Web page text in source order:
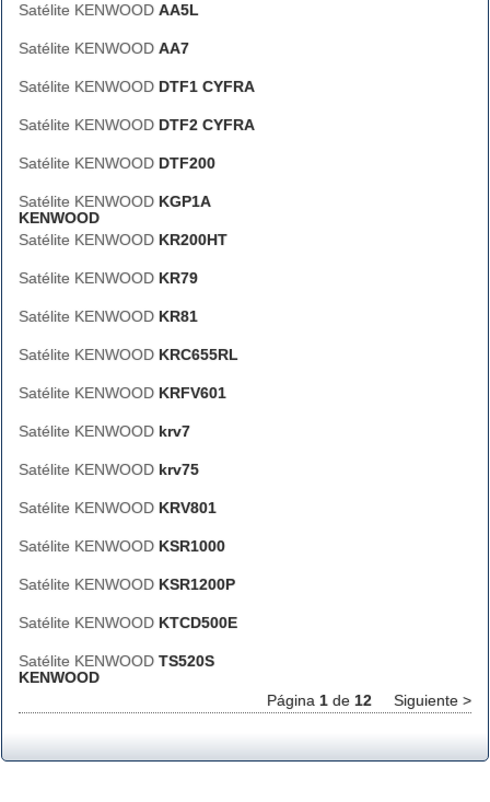
Satélite KENWOOD AA5L
Satélite KENWOOD AA7
Satélite KENWOOD DTF1 CYFRA
Satélite KENWOOD DTF2 CYFRA
Satélite KENWOOD DTF200
Satélite KENWOOD KGP1A
KENWOOD
Satélite KENWOOD KR200HT
Satélite KENWOOD KR79
Satélite KENWOOD KR81
Satélite KENWOOD KRC655RL
Satélite KENWOOD KRFV601
Satélite KENWOOD krv7
Satélite KENWOOD krv75
Satélite KENWOOD KRV801
Satélite KENWOOD KSR1000
Satélite KENWOOD KSR1200P
Satélite KENWOOD KTCD500E
Satélite KENWOOD TS520S
KENWOOD
Página 1 de 12 Siguiente >